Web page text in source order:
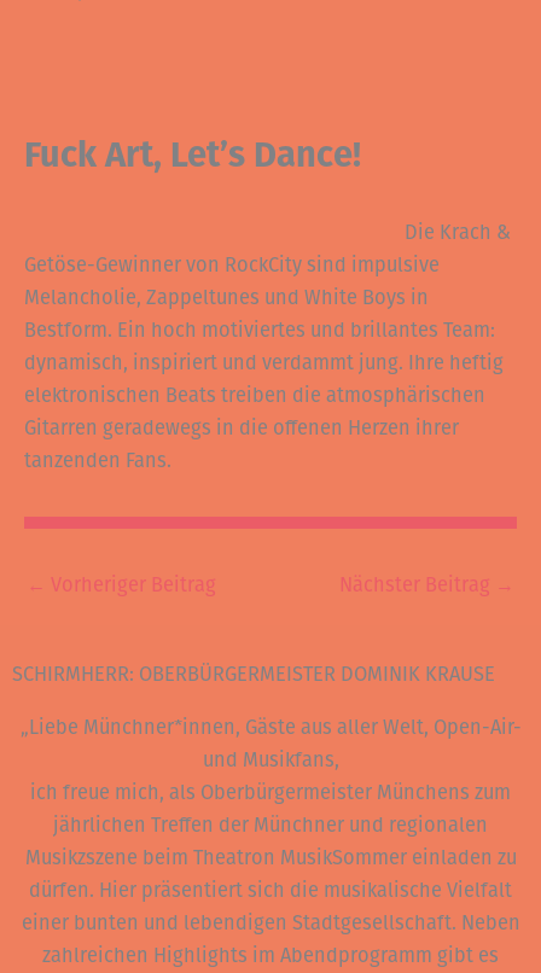
Fuck Art, Let’s Dance!
Die Krach &
Getöse-Gewinner von RockCity sind impulsive
Melancholie, Zappeltunes und White Boys in
Bestform. Ein hoch motiviertes und brillantes Team:
dynamisch, inspiriert und verdammt jung. Ihre heftig
elektronischen Beats treiben die atmosphärischen
Gitarren geradewegs in die offenen Herzen ihrer
tanzenden Fans.
← Vorheriger Beitrag Nächster Beitrag →
SCHIRMHERR: OBERBÜRGERMEISTER DOMINIK KRAUSE
„Liebe Münchner*innen, Gäste aus aller Welt, Open-Air-
und Musikfans,
ich freue mich, als Oberbürgermeister Münchens zum
jährlichen Treffen der Münchner und regionalen
Musikzszene beim Theatron MusikSommer einladen zu
dürfen. Hier präsentiert sich die musikalische Vielfalt
einer bunten und lebendigen Stadtgesellschaft. Neben
zahlreichen Highlights im Abendprogramm gibt es